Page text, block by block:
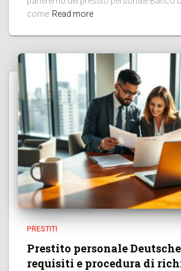
come Read more
PRESTITI
Prestito personale
requisiti e procedura di